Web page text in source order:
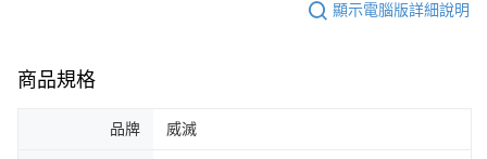
顯示電腦版詳細說明
商品規格
品牌 威滅